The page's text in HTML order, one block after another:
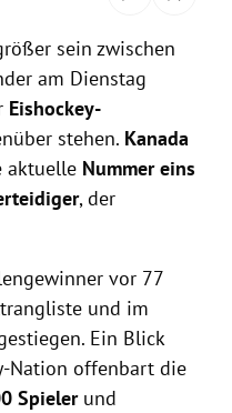
sein zwischen
am Dienstag
Eishockey-
stehen. Kanada
aktuelle Nummer eins
, der
vor 77
und im
Ein Blick
Nation offenbart die
Spielerund